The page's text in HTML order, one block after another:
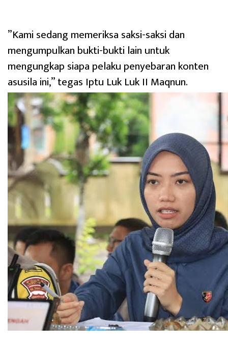
‎”Kami sedang memeriksa saksi-saksi dan
mengumpulkan bukti-bukti lain untuk
mengungkap siapa pelaku penyebaran konten
asusila ini,” tegas Iptu Luk Luk II Maqnun.